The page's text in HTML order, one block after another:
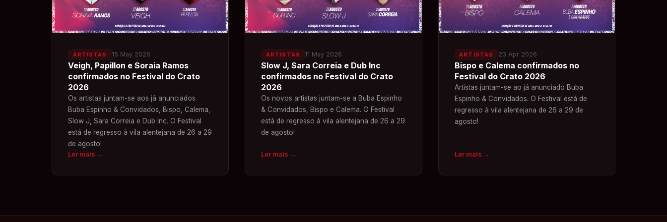
ARTISTAS 15 May 2026
Veigh, Papillon e Soraia Ramos
confirmados no Festival do Crato
2026
Os artistas juntam-se aos já anunciados
Buba Espinho & Convidados, Bispo, Calema,
Slow J, Sara Correia e Dub Inc. O Festival
está de regresso à vila alentejana de 26 a 29
de agosto!
Ler mais →
ARTISTAS 11 May 2026
Slow J, Sara Correia e Dub Inc
confirmados no Festival do Crato
2026
Os novos artistas juntam-se a Buba Espinho
& Convidados, Bispo e Calema. O Festival
está de regresso à vila alentejana de 26 a 29
de agosto!
Ler mais →
ARTISTAS 23 Apr 2026
Bispo e Calema confirmados no
Festival do Crato 2026
Artistas juntam-se ao já anunciado Buba
Espinho & Convidados. O Festival está de
regresso à vila alentejana de 26 a 29 de
agosto!
Ler mais →